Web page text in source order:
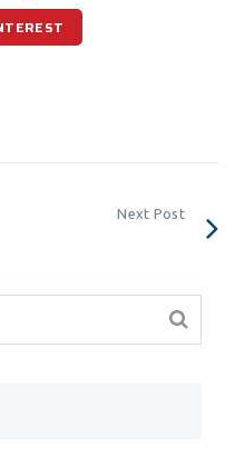
Next Post